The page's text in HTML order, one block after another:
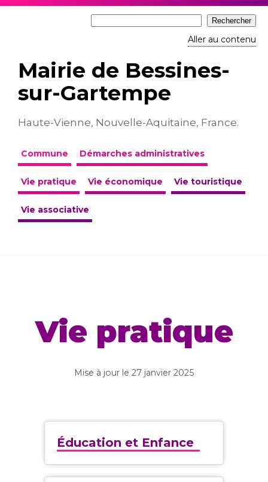
Aller au contenu
Mairie de Bessines-
sur-Gartempe
Haute-Vienne, Nouvelle-Aquitaine, France.
Commune Démarches administratives
Vie pratique Vie économique Vie touristique
Vie associative
Vie pratique
Mise à jour le 27 janvier 2025
Éducation et Enfance